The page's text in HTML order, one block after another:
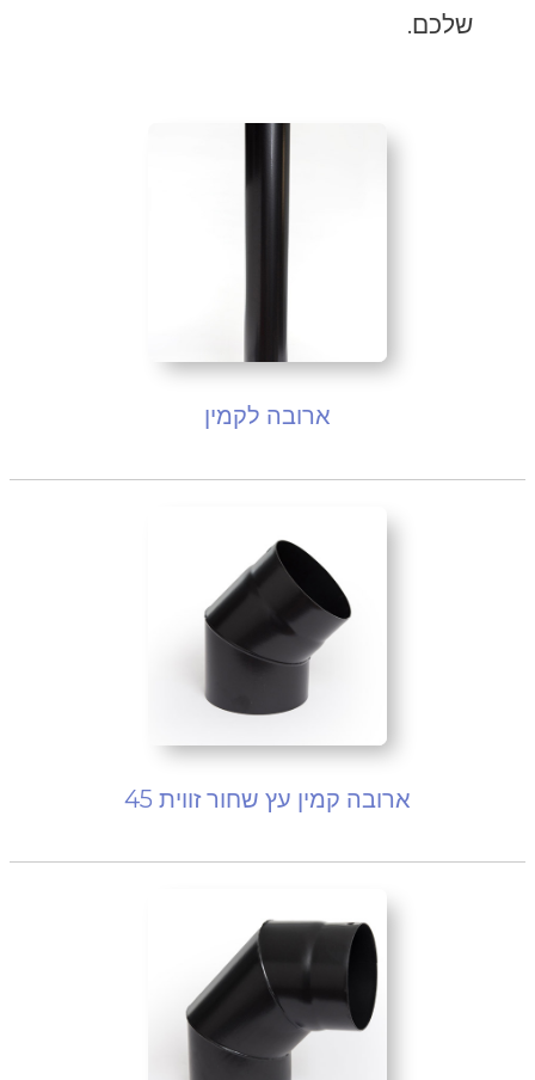
שלכם.
ארובה לקמין
ארובה קמין עץ שחור זווית 45